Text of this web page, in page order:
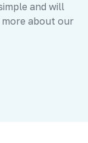
and will
about our